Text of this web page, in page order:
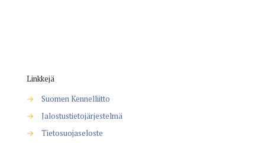
Linkkejä
→
Suomen Kennelliitto
→
Jalostustietojärjestelmä
→
Tietosuojaseloste